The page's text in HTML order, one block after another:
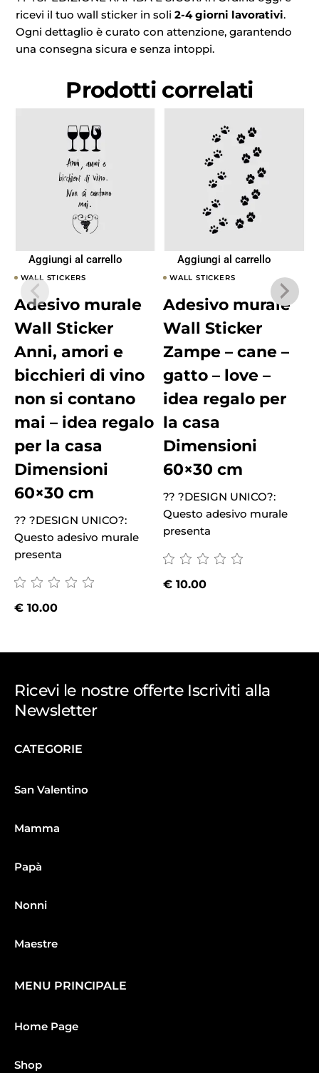
ricevi il tuo wall sticker in soli2-4 giorni lavorativi.
Ogni dettaglio è curato con attenzione, garantendo
una consegna sicura e senza intoppi.
Prodotti correlati
Aggiungi al carrello
WALL STICKERS
Adesivo murale
Wall Sticker
Anni, amori e
bicchieri di vino
non si contano
mai – idea regalo
per la casa
Dimensioni
60×30 cm
?? ?DESIGN UNICO?:
Questo adesivo murale
presenta
€10.00
Aggiungi al carrello
WALL STICKERS
Adesivo murale
Wall Sticker
Zampe – cane –
gatto – love –
idea regalo per
la casa
Dimensioni
60×30 cm
?? ?DESIGN UNICO?:
Questo adesivo murale
presenta
€ 10.00
Ricevi le nostre offerte Iscriviti alla
Newsletter
CATEGORIE
San Valentino
Mamma
Papà
Nonni
Maestre
MENU PRINCIPALE
Home Page
Shop